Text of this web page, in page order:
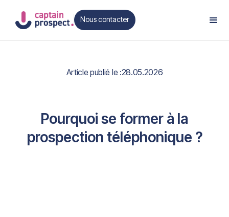
Nous contacter
Contact
Article publié le :28.05.2026
Pourquoi se former à la
prospection téléphonique ?